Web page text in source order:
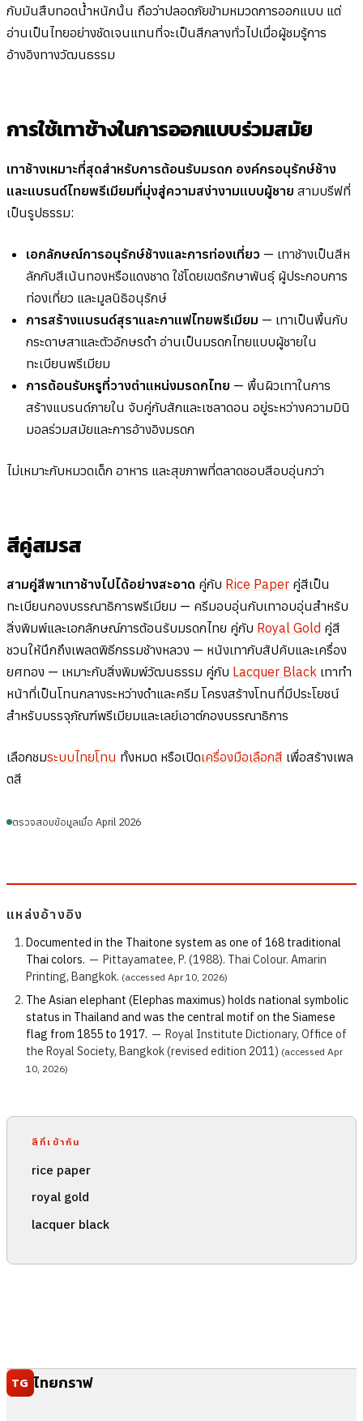
กับมันสืบทอดน้ำหนักนั้น ถือว่าปลอดภัยข้ามหมวดการออกแบบ แต่
อ่านเป็นไทยอย่างชัดเจนแทนที่จะเป็นสีกลางทั่วไปเมื่อผู้ชมรู้การ
อ้างอิงทางวัฒนธรรม
การใช้เทาช้างในการออกแบบร่วมสมัย
เทาช้างเหมาะที่สุดสำหรับการต้อนรับมรดก องค์กรอนุรักษ์ช้าง
และแบรนด์ไทยพรีเมียมที่มุ่งสู่ความสง่างามแบบผู้ชาย สามบรีฟที่
เป็นรูปธรรม:
เอกลักษณ์การอนุรักษ์ช้างและการท่องเที่ยว — เทาช้างเป็นสีห
ลักกับสีเน้นทองหรือแดงชาด ใช้โดยเขตรักษาพันธุ์ ผู้ประกอบการ
ท่องเที่ยว และมูลนิธิอนุรักษ์
การสร้างแบรนด์สุราและกาแฟไทยพรีเมียม — เทาเป็นพื้นกับ
กระดาษสาและตัวอักษรดำ อ่านเป็นมรดกไทยแบบผู้ชายใน
ทะเบียนพรีเมียม
การต้อนรับหรูที่วางตำแหน่งมรดกไทย — พื้นผิวเทาในการ
สร้างแบรนด์ภายใน จับคู่กับสักและเซลาดอน อยู่ระหว่างความมินิ
มอลร่วมสมัยและการอ้างอิงมรดก
ไม่เหมาะกับหมวดเด็ก อาหาร และสุขภาพที่ตลาดชอบสีอบอุ่นกว่า
สีคู่สมรส
สามคู่สีพาเทาช้างไปได้อย่างสะอาด คู่กับ Rice Paper คู่สีเป็น
ทะเบียนกองบรรณาธิการพรีเมียม — ครีมอบอุ่นกับเทาอบอุ่นสำหรับ
สิ่งพิมพ์และเอกลักษณ์การต้อนรับมรดกไทย คู่กับ Royal Gold คู่สี
ชวนให้นึกถึงเพลตพิธีกรรมช้างหลวง — หนังเทากับสัปคับและเครื่อง
ยศทอง — เหมาะกับสิ่งพิมพ์วัฒนธรรม คู่กับ Lacquer Black เทาทำ
หน้าที่เป็นโทนกลางระหว่างดำและครีม โครงสร้างโทนที่มีประโยชน์
สำหรับบรรจุภัณฑ์พรีเมียมและเลย์เอาต์กองบรรณาธิการ
เลือกชมระบบไทยโทน ทั้งหมด หรือเปิดเครื่องมือเลือกสี เพื่อสร้างเพล
ตสี
ตรวจสอบข้อมูลเมื่อ April 2026
แหล่งอ้างอิง
Documented in the Thaitone system as one of 168 traditional
Thai colors. — Pittayamatee, P. (1988). Thai Colour. Amarin
Printing, Bangkok. (accessed Apr 10, 2026)
The Asian elephant (Elephas maximus) holds national symbolic
status in Thailand and was the central motif on the Siamese
flag from 1855 to 1917. — Royal Institute Dictionary, Office of
the Royal Society, Bangkok (revised edition 2011) (accessed Apr
10, 2026)
สีที่เข้ากัน
rice paper
royal gold
lacquer black
TG ไทยกราฟ